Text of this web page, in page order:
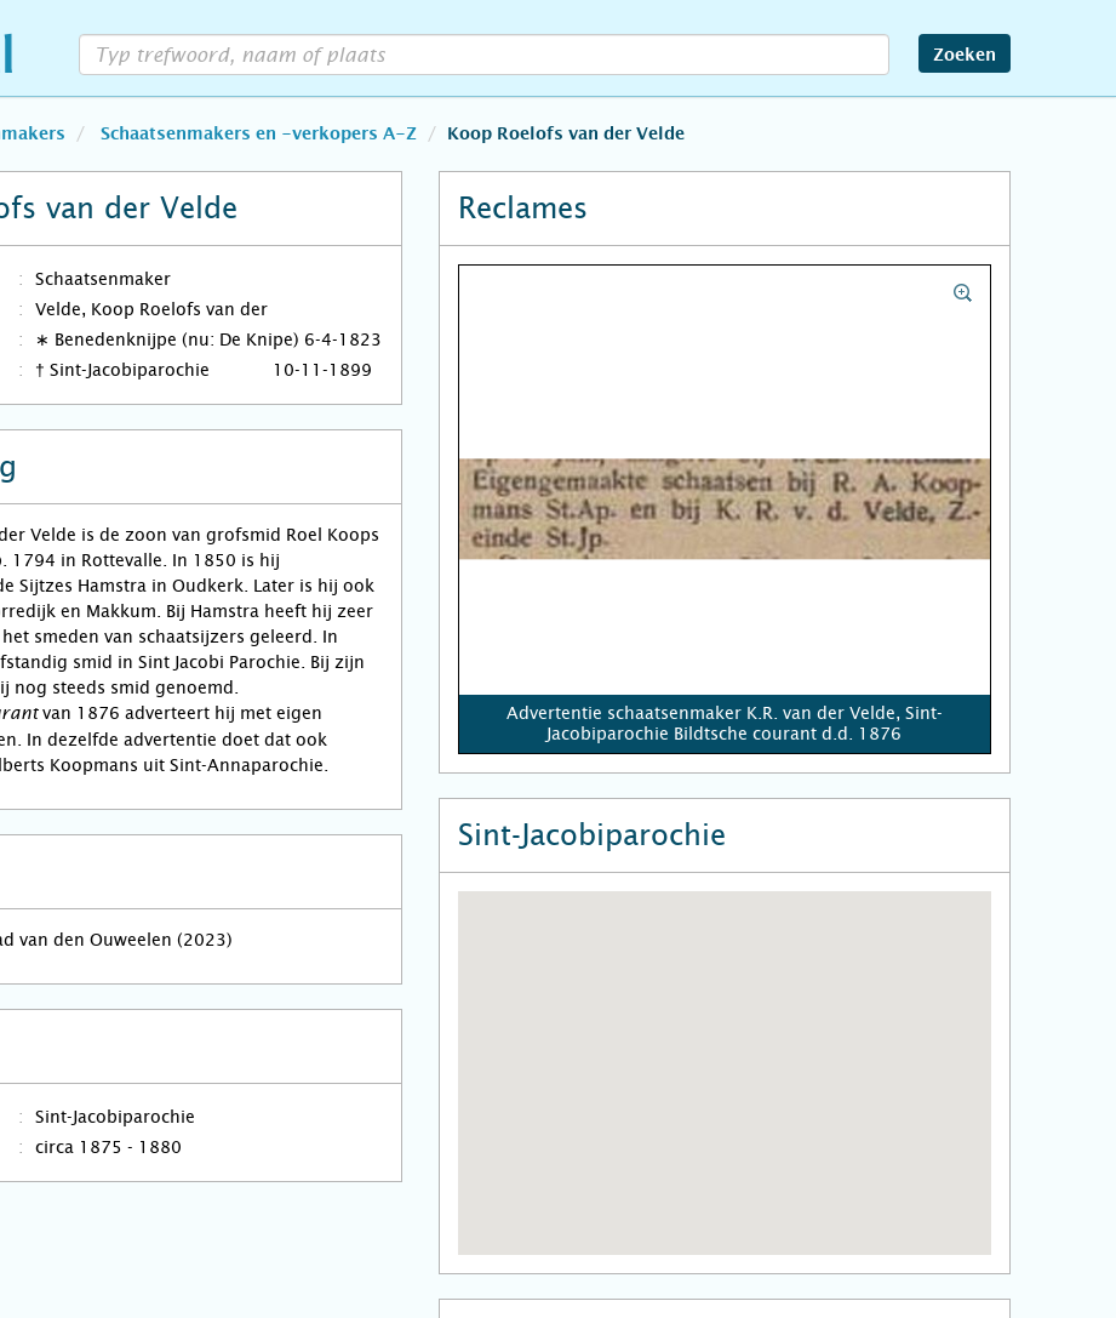
Zoeken
Schaatsenmakers en -verkopers A-Z Koop Roelofs van der Velde
van der Velde
Schaatsenmaker
Velde, Koop Roelofs van der
∗ Benedenknijpe (nu: De Knipe) 6-4-1823
† Sint-Jacobiparochie 10-11-1899
Velde is de zoon van grofsmid Roel Koops
1794 in Rottevalle. In 1850 is hij
Sijtzes Hamstra in Oudkerk. Later is hij ook
en Makkum. Bij Hamstra heeft hij zeer
smeden van schaatsijzers geleerd. In
smid in Sint Jacobi Parochie. Bij zijn
nog steeds smid genoemd.
van 1876 adverteert hij met eigen
In dezelfde advertentie doet dat ook
Koopmans uit Sint-Annaparochie.
van den Ouweelen (2023)
Sint-Jacobiparochie
circa 1875 - 1880
Reclames
Advertentie schaatsenmaker K.R. van der Velde, Sint-
Jacobiparochie Bildtsche courant d.d. 1876
Sint-Jacobiparochie